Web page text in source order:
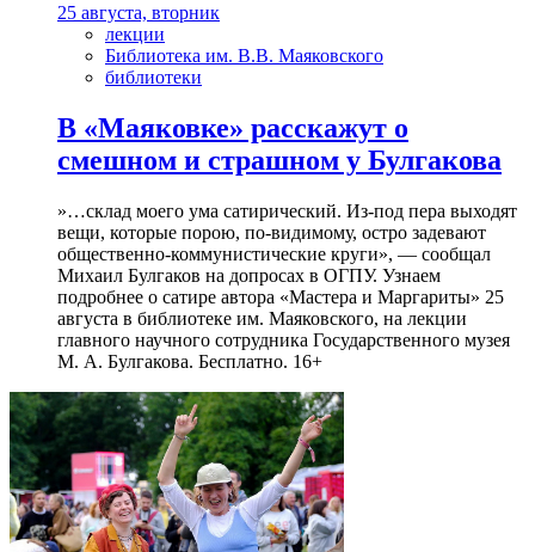
25 августа, вторник
лекции
Библиотека им. В.В. Маяковского
библиотеки
В «Маяковке» расскажут о
смешном и страшном у Булгакова
»…склад моего ума сатирический. Из-под пера выходят
вещи, которые порою, по-видимому, остро задевают
общественно-коммунистические круги», — сообщал
Михаил Булгаков на допросах в ОГПУ. Узнаем
подробнее о сатире автора «Мастера и Маргариты» 25
августа в библиотеке им. Маяковского, на лекции
главного научного сотрудника Государственного музея
М. А. Булгакова. Бесплатно. 16+